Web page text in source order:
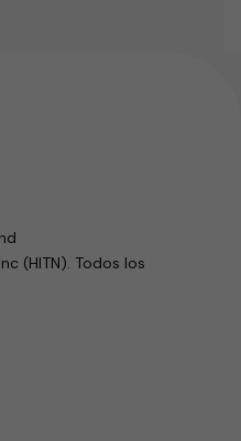
(HITN). Todos los